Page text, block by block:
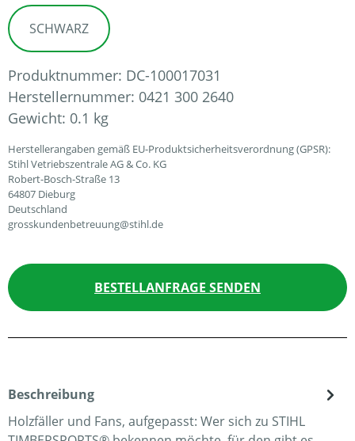
SCHWARZ
Produktnummer: DC-100017031
Herstellernummer: 0421 300 2640
Gewicht: 0.1 kg
Herstellerangaben gemäß EU-Produktsicherheitsverordnung (GPSR):
Stihl Vetriebszentrale AG & Co. KG
Robert-Bosch-Straße 13
64807 Dieburg
Deutschland
grosskundenbetreuung@stihl.de
BESTELLANFRAGE SENDEN
Beschreibung
Holzfäller und Fans, aufgepasst: Wer sich zu STIHL